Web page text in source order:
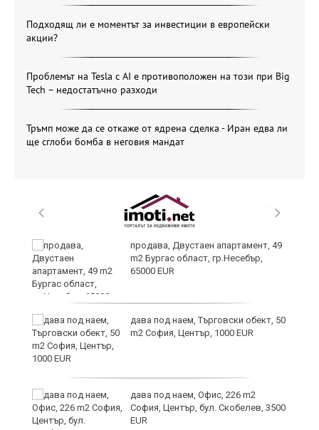
Подходящ ли е моментът за инвестиции в европейски
акции?
Проблемът на Tesla с AI е противоположен на този при Big
Tech – недостатъчно разходи
Тръмп може да се откаже от ядрена сделка - Иран едва ли
ще сглоби бомба в неговия мандат
продава, Двустаен апартамент, 49
m2 Бургас област, гр.Несебър,
65000 EUR
дава под наем, Търговски обект, 50
m2 София, Център, 1000 EUR
дава под наем, Офис, 226 m2
София, Център, бул. Скобелев, 3500
EUR